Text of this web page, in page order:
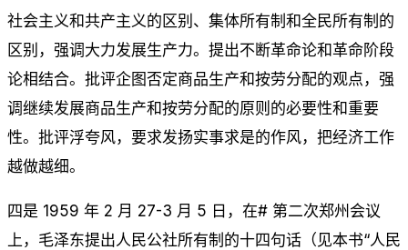
社会主义和共产主义的区别、集体所有制和全民所有制的
区别，强调大力发展生产力。提出不断革命论和革命阶段
论相结合。批评企图否定商品生产和按劳分配的观点，强
调继续发展商品生产和按劳分配的原则的必要性和重要
性。批评浮夸风，要求发扬实事求是的作风，把经济工作
越做越细。
四是 1959 年 2 月 27-3 月 5 日，在# 第二次郑州会议
上，毛泽东提出人民公社所有制的十四句话（见本书“人民